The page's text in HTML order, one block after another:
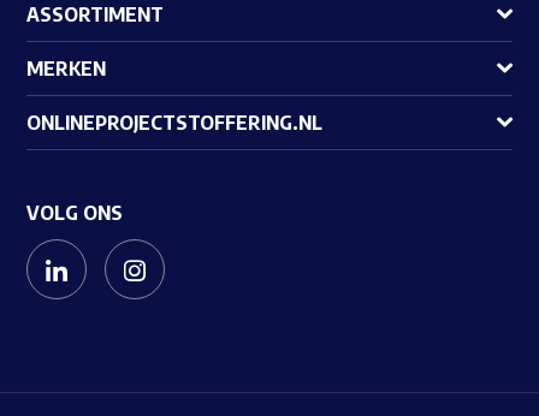
ASSORTIMENT
MERKEN
ONLINEPROJECTSTOFFERING.NL
VOLG ONS